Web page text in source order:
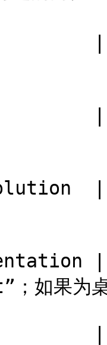
| 否
| 否
|
|
如果为
| 否